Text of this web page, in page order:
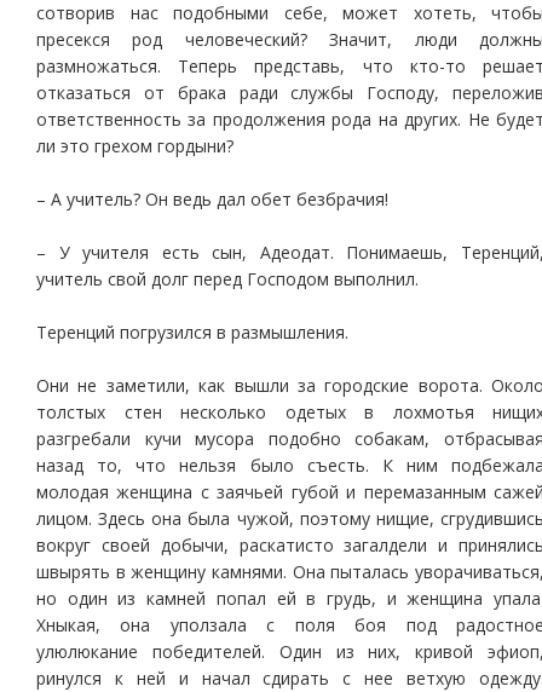
сотворив нас подобными себе, может хотеть,
пресекся род человеческий? Значит, люди
размножаться. Теперь представь, что кто-то
отказаться от брака ради службы Господу,
ответственность за продолжения рода на других. Не
ли это грехом гордыни?
– А учитель? Он ведь дал обет безбрачия!
– У учителя есть сын, Адеодат. Понимаешь,
учитель свой долг перед Господом выполнил.
Теренций погрузился в размышления.
Они не заметили, как вышли за городские ворота.
толстых стен несколько одетых в лохмотья
разгребали кучи мусора подобно собакам,
назад то, что нельзя было съесть. К ним
молодая женщина с заячьей губой и перемазанным
лицом. Здесь она была чужой, поэтому нищие,
вокруг своей добычи, раскатисто загалдели и
швырять в женщину камнями. Она пыталась
но один из камней попал ей в грудь, и женщина
Хныкая, она уползала с поля боя под
улюлюкание победителей. Один из них, кривой
ринулся к ней и начал сдирать с нее ветхую